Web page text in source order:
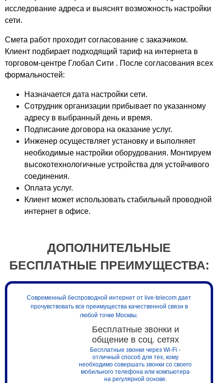
Азовский
Акварель
Александр Лэнд
Алтуфьево
Альфа Арбат
Аннино плаза
Антарис
Аполлония
Ареал
Арена Плаза
Артс Палас
Арфа
Атлас
Атриум
Афимолл
Бастион Капитал
башня Восток
Башня на Набережной
Башня Федерация
белая дача
Белые Сады
исследование адреса и выяснят возможность настройки
сети.
Смета работ проходит согласование с заказчиком.
Клиент подбирает подходящий тариф на интернета в
торговом-центре Глобал Сити . После согласования всех
формальностей:
Назначается дата настройки сети.
Сотрудник организации прибывает по указанному
адресу в выбранный день и время.
Подписание договора на оказание услуг.
Инженер осуществляет установку и выполняет
необходимые настройки оборудования. Монтируем
высокотехнологичные устройства для устойчивого
соединения.
Оплата услуг.
Клиент может использовать стабильный проводной
интернет в офисе.
ДОПОЛНИТЕЛЬНЫЕ
БЕСПЛАТНЫЕ ПРЕИМУЩЕСТВА:
Современный беспроводной интернет от live-telecom дает
прочувствовать все преимущества качественной связи в
любой точке Москвы.
Бесплатные звонки и
общение в соц. сетях
Бесплатные звонки через Wi-Fi -
отличный способ для тех, кому
необходимо совершать звонки со своего
мобильного телефона или компьютера
на регулярной основе.